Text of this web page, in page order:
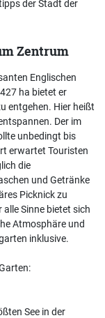
der Stadt der
Zentrum
Englischen
ha bietet er
entgehen. Hier heißt
Der im
unbedingt bis
erwartet Touristen
die
und Getränke
Picknick zu
Sinne bietet sich
Atmosphäre und
inklusive.
See in der